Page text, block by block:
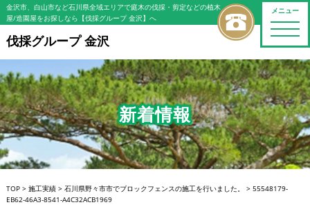
メニュー
toggle
金沢市、白山市など石川県全域エリアで庭木の伐採・剪定などの植木
屋/造園屋をお探しなら【伐採グループ 金沢】へ
伐採グループ 金沢
新着情報
TOP> 施工実績> 石川県野々市市でブロックフェンスの施工を行いました。 > 55548179-
EB62-46A3-8541-A4C32ACB1969